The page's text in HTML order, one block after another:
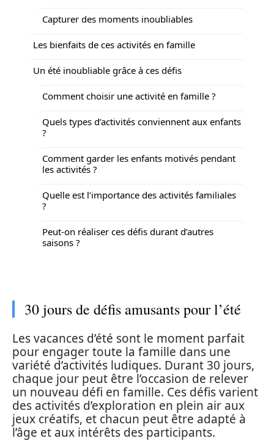
Capturer des moments inoubliables
Les bienfaits de ces activités en famille
Un été inoubliable grâce à ces défis
Comment choisir une activité en famille ?
Quels types d’activités conviennent aux enfants
?
Comment garder les enfants motivés pendant
les activités ?
Quelle est l’importance des activités familiales
?
Peut-on réaliser ces défis durant d’autres
saisons ?
30 jours de défis amusants pour l’été
Les vacances d’été sont le moment parfait
pour engager toute la famille dans une
variété d’activités ludiques. Durant 30 jours,
chaque jour peut être l’occasion de relever
un nouveau défi en famille. Ces défis varient
des activités d’exploration en plein air aux
jeux créatifs, et chacun peut être adapté à
l’âge et aux intérêts des participants.